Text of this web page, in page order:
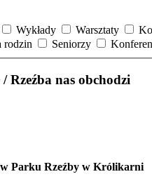
Wykłady Warsztaty
rodzin Seniorzy
Rzeźba nas obchodzi
Parku Rzeźby w Królikarni